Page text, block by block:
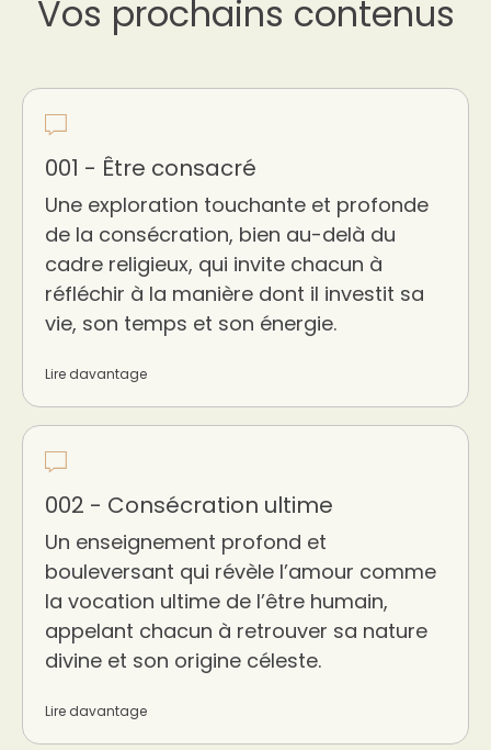
Vos prochains contenus
001 - Être consacré
Une exploration touchante et profonde
de la consécration, bien au-delà du
cadre religieux, qui invite chacun à
réfléchir à la manière dont il investit sa
vie, son temps et son énergie.
Lire davantage
002 - Consécration ultime
Un enseignement profond et
bouleversant qui révèle l’amour comme
la vocation ultime de l’être humain,
appelant chacun à retrouver sa nature
divine et son origine céleste.
Lire davantage